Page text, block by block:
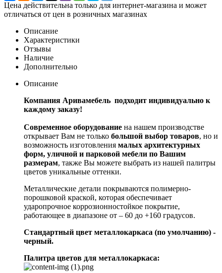
Цена действительна только для интернет-магазина и может
отличаться от цен в розничных магазинах
Описание
Характеристики
Отзывы
Наличие
Дополнительно
Описание
Компания Аривамебель подходит индивидуально к
каждому заказу!
Современное оборудование на нашем производстве
открывает Вам не только большой выбор товаров, но и
возможность изготовления малых архитектурных
форм, уличной и парковой мебели по Вашим
размерам, также Вы можете выбрать из нашей палитры
цветов уникальные оттенки.
Металлические детали покрываются полимерно-
порошковой краской, которая обеспечивает
ударопрочное коррозионностойкое покрытие,
работающее в диапазоне от – 60 до +160 градусов.
Стандартный цвет металлокаркаса (по умолчанию) -
черный.
Палитра цветов для металлокаркаса: